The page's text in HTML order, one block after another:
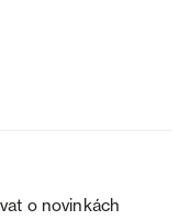
o novinkách